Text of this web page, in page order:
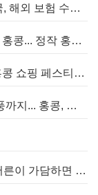
[홍콩금융] "홍콩 보험 과세 폭탄"…중국, 해외 보험 수익에 20% 세금 부과로 관련주 급락
[홍콩뉴스] '관광객 지출 반토막' 속타는 홍콩... 정작 홍콩인들은 지갑 들고 해외로?
[홍콩경제] "동남아 시장 확 뚫었다" 홍콩 쇼핑 페스티벌, 매출 대박 행진
[홍콩날씨] 체감 37도 살인 더위에 태풍까지... 홍콩, 주말 내내 '초비상'
[홍콩법률] [아이들 서면 증언 논란] "어른이 가담하면 왜곡된다"… 홍콩 변호사회, 정부 성범죄법 개정안에 제동